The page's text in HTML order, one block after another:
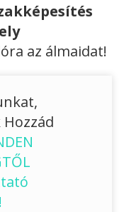
az álmaidat!